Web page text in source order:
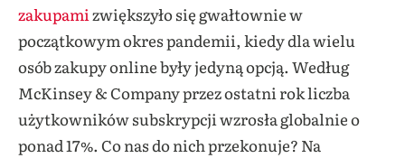
zakupami zwiększyło się gwałtowniew
początkowym okres pandemii, kiedy dla wielu
osób zakupy online były jedyną opcją. Według
McKinsey & Company przez ostatni rok liczba
użytkowników subskrypcji wzrosła globalnie o
ponad 17%. Co nas do nich przekonuje? Na